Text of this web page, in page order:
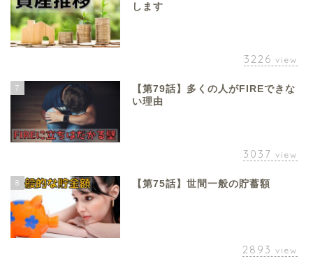
します
3226 view
7
【第79話】多くの人がFIREできな
い理由
3037 view
8 【第75話】世間一般の貯蓄額
2893 view